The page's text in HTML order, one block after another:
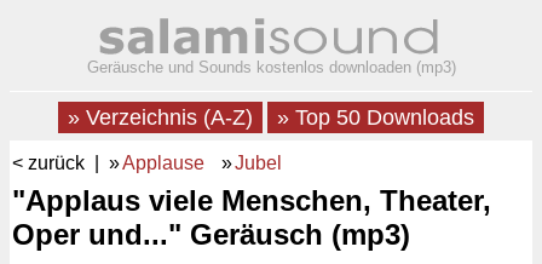
Geräusche und Sounds kostenlos downloaden (mp3)
» Verzeichnis (A-Z) » Top 50 Downloads
< zurück | »Applause »Jubel
"Applaus viele Menschen, Theater,
Oper und..." Geräusch (mp3)